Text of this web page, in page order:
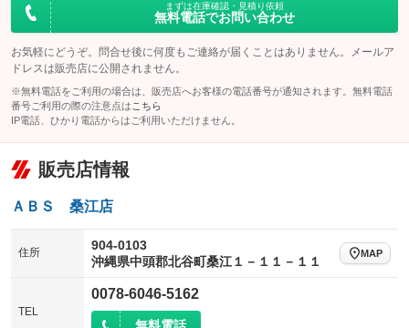
まずは在庫確認・見積り依頼
無料電話でお問い合わせ
お気軽にどうぞ。問合せ後に何度もご連絡が届くことはありません。メールア
ドレスは販売店に公開されません。
※無料電話をご利用の場合は、販売店へお客様の電話番号が通知されます。無料電話
番号ご利用の際の注意点は こちら
IP電話、ひかり電話からはご利用いただけません。
販売店情報
ＡＢＳ 桑江店
住所
904-0103
沖縄県中頭郡北谷町桑江１－１１－１１
MAP
TEL
0078-6046-5162